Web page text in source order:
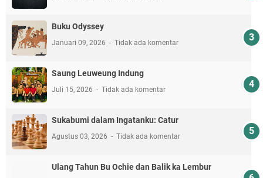
Buku Odyssey
Januari 09, 2026 Tidak ada komentar
Saung Leuweung Indung
Juli 15, 2026 Tidak ada komentar
Sukabumi dalam Ingatanku: Catur
Agustus 03, 2026 Tidak ada komentar
Ulang Tahun Bu Ochie dan Balik ka Lembur